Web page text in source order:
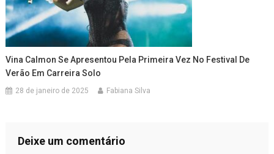
Vina Calmon Se Apresentou Pela Primeira Vez No Festival De
Verão Em Carreira Solo
28 de janeiro de 2025 Fabiana Silva
Deixe um comentário